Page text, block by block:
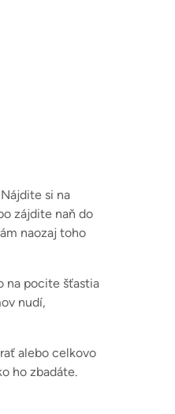
si na
zájdite naň do
naozaj toho
na pocite šťastia
nudí,
alebo celkovo
ho zbadáte.